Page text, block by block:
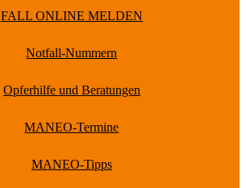
FALL ONLINE MELDEN
Notfall-Nummern
Opferhilfe und Beratungen
MANEO-Termine
MANEO-Tipps